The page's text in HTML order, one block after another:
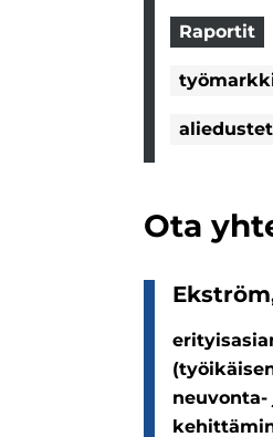
Raportit
Ota
neuvonta-